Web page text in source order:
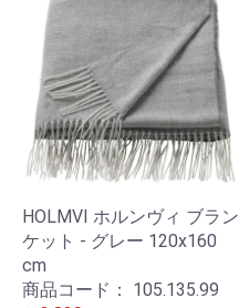
HOLMVI ホルンヴィ ブラン
ケット - グレー 120x160
cm
商品コード： 105.135.99